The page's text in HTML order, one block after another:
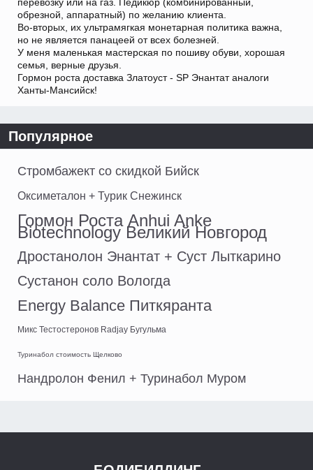
обрезной, аппаратный) по желанию клиента.
Во-вторых, их ультрамягкая монетарная политика важна,
но не является панацеей от всех болезней.
У меня маленькая мастерская по пошиву обуви, хорошая
семья, верные друзья.
Гормон роста доставка Златоуст - SP Энантат аналоги
Ханты-Мансийск!
Популярное
Стромбажект со скидкой Бийск
Оксиметалон + Турик Снежинск
Гормон Роста Anhui Anke
Biotechnology Великий Новгород
Дростанолон Энантат + Суст Лыткарино
Сустанон соло Вологда
Energy Balance Питкяранта
Микс Тестостеронов Radjay Бугульма
Туринабол стоимость Щелково
Нандролон Фенил + Туринабол Муром